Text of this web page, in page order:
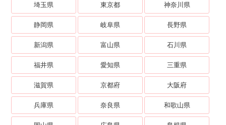
埼玉県 東京都 神奈川県
静岡県 岐阜県 長野県
新潟県 富山県 石川県
福井県 愛知県 三重県
滋賀県 京都府 大阪府
兵庫県 奈良県 和歌山県